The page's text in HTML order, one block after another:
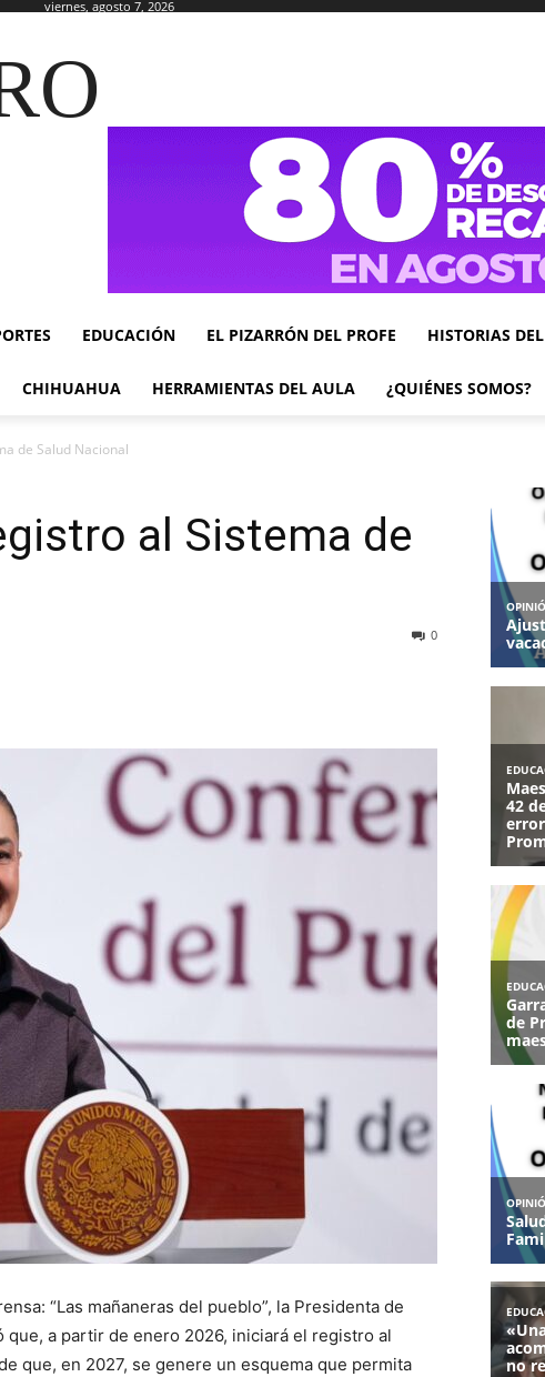
viernes, agosto 7, 2026
EDUCACIÓN EL PIZARRÓN DEL PROFE HISTORIAS
CHIHUAHUA HERRAMIENTAS DEL AULA ¿QUIÉNES SOMOS?
de Salud Nacional
al Sistema de
0
“Las mañaneras del pueblo”, la Presidenta de
que, a partir de enero 2026, iniciará el registro al
que, en 2027, se genere un esquema que permita